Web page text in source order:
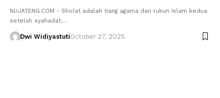
NUJATENG.COM - Sholat adalah tiang agama dan rukun Islam kedua
setelah syahadat.…
Dwi WidiyastutiOctober 27, 2025